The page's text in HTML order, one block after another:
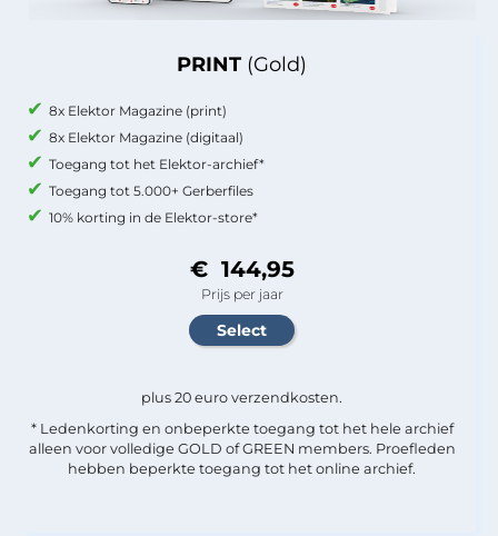
PRINT (Gold)
8x Elektor Magazine (print)
8x Elektor Magazine (digitaal)
Toegang tot het Elektor-archief*
Toegang tot 5.000+ Gerberfiles
10% korting in de Elektor-store*
€ 144,95
Prijs per jaar
plus 20 euro verzendkosten.
* Ledenkorting en onbeperkte toegang tot het hele archief
alleen voor volledige GOLD of GREEN members. Proefleden
hebben beperkte toegang tot het online archief.